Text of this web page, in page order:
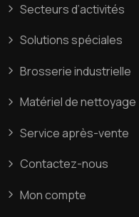
Secteurs d’activités
Solutions spéciales
Brosserie industrielle
Matériel de nettoyage
Service après-vente
Contactez-nous
Mon compte